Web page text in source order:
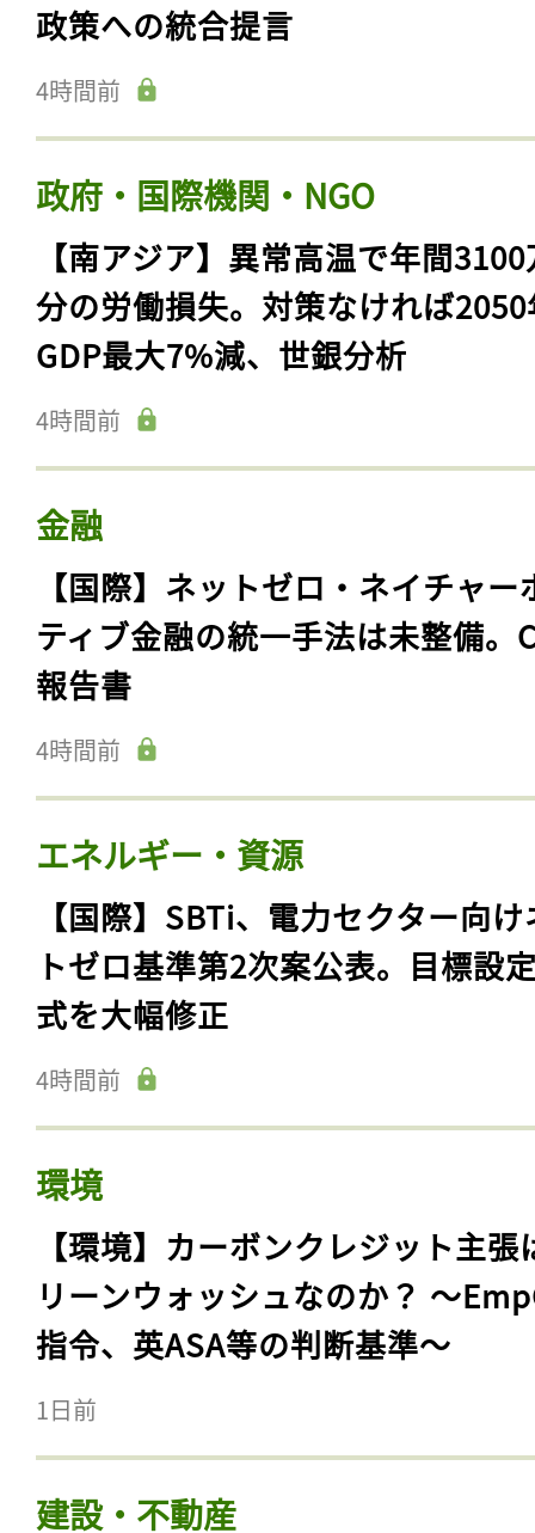
政策への統合提言
4時間前
政府・国際機関・NGO
【南アジア】異常高温で年間
分の労働損失。対策なければ
GDP最大7%減、世銀分析
4時間前
金融
【国際】ネットゼロ・ネイチャー
ティブ金融の統一手法は未整備。
報告書
4時間前
エネルギー・資源
【国際】SBTi、電力セクター向
トゼロ基準第2次案公表。目標設
式を大幅修正
4時間前
環境
【環境】カーボンクレジット主張
リーンウォッシュなのか？ 〜
指令、英ASA等の判断基準〜
1日前
建設・不動産